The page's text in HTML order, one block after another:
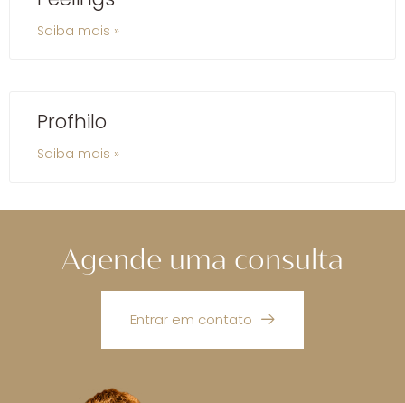
Saiba mais »
Profhilo
Saiba mais »
Agende uma consulta
Entrar em contato